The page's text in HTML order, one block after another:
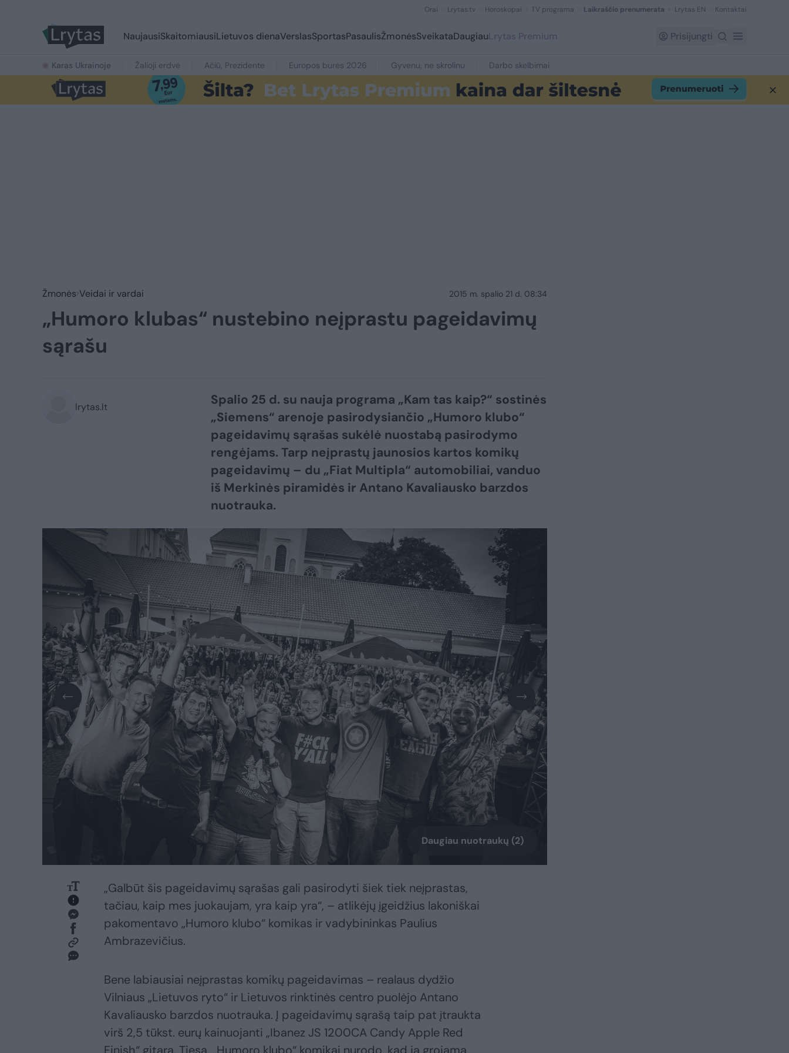
Orai Lrytas.tv Horoskopai TV programa Laikraščio prenumerata Lrytas EN Kontaktai
NaujausiSkaitomiausiLietuvos dienaVerslasSportasPasaulisŽmonėsSveikataDaugiauLrytas Premium Prisijungti
Karas Ukrainoje Žalioji erdvė Ačiū, Prezidente Europos burės 2026 Gyvenu, ne skrolinu Darbo skelbimai
Žmonės Veidai ir vardai 2015 m. spalio 21 d. 08:34
„Humoro klubas“ nustebino neįprastu pageidavimų
sąrašu
lrytas.lt
Spalio 25 d. su nauja programa „Kam tas kaip?“ sostinės
„Siemens“ arenoje pasirodysiančio „Humoro klubo“
pageidavimų sąrašas sukėlė nuostabą pasirodymo
rengėjams. Tarp neįprastų jaunosios kartos komikų
pageidavimų – du „Fiat Multipla“ automobiliai, vanduo
iš Merkinės piramidės ir Antano Kavaliausko barzdos
nuotrauka.
Daugiau nuotraukų (2)
„Galbūt šis pageidavimų sąrašas gali pasirodyti šiek tiek neįprastas,
tačiau, kaip mes juokaujam, yra kaip yra“, – atlikėjų įgeidžius lakoniškai
pakomentavo „Humoro klubo“ komikas ir vadybininkas Paulius
Ambrazevičius.
Bene labiausiai neįprastas komikų pageidavimas – realaus dydžio
Vilniaus „Lietuvos ryto“ ir Lietuvos rinktinės centro puolėjo Antano
Kavaliausko barzdos nuotrauka. Į pageidavimų sąrašą taip pat įtraukta
virš 2,5 tūkst. eurų kainuojanti „Ibanez JS 1200CA Candy Apple Red